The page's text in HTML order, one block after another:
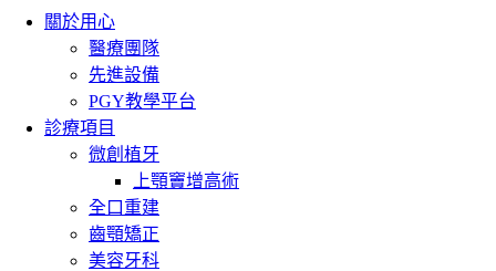
關於用心
醫療團隊
先進設備
PGY教學平台
診療項目
微創植牙
上顎竇增高術
全口重建
齒顎矯正
美容牙科